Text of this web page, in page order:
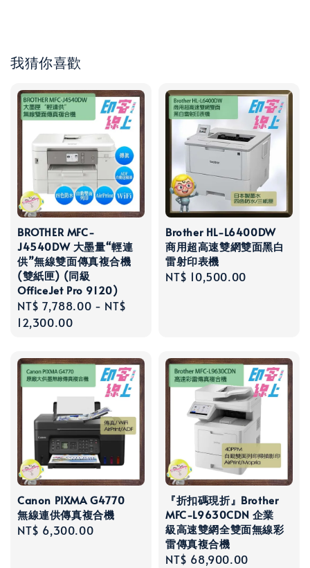
我猜你喜歡
BROTHER MFC-
J4540DW 大墨量“輕連
供”無線雙面傳真複合機
(雙紙匣) (同級
OfficeJet Pro 9120)
Regular
price
NT$ 7,788.00 - NT$
12,300.00
Brother HL-L6400DW
商用超高速雙網雙面黑白
雷射印表機
Regular
NT$ 10,500.00
Canon PIXMA G4770
無線連供傳真複合機
Regular
NT$ 6,300.00
『折扣碼現折』Brother
MFC-L9630CDN 企業
級高速雙網全雙面無線彩
雷傳真複合機
Regular
NT$ 68,900.00